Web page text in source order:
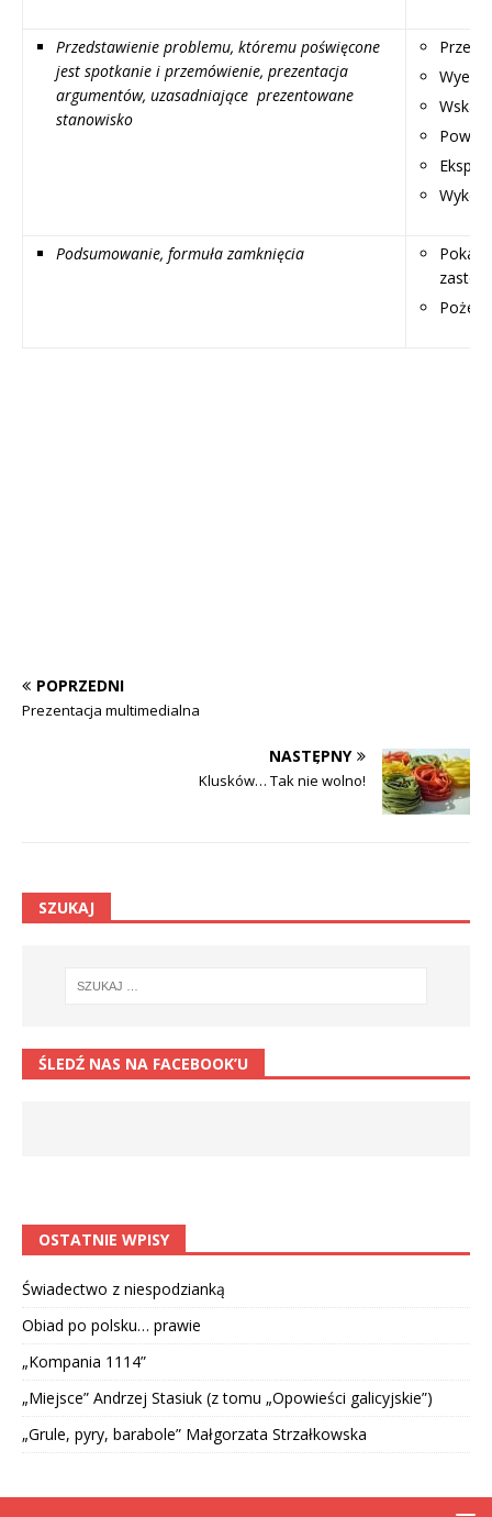
Przedstawienie problemu, któremu poświęcone
jest spotkanie i przemówienie, prezentacja
argumentów, uzasadniające prezentowane
stanowisko
Podsumowanie, formuła zamknięcia
Pokaż
POPRZEDNI
Prezentacja multimedialna
NASTĘPNY
Klusków… Tak nie wolno!
SZUKAJ
ŚLEDŹ NAS NA FACEBOOK’U
OSTATNIE WPISY
Świadectwo z niespodzianką
Obiad po polsku… prawie
„Kompania 1114”
„Miejsce” Andrzej Stasiuk (z tomu „Opowieści galicyjskie”)
„Grule, pyry, barabole” Małgorzata Strzałkowska